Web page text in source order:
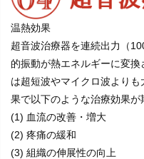
温熱効果
超音波治療器を連続出力（
的振動が熱エネルギーに変
は超短波やマイクロ波より
果で以下のような治療効果が
(1) 血流の改善・増大
(2) 疼痛の緩和
(3) 組織の伸展性の向上